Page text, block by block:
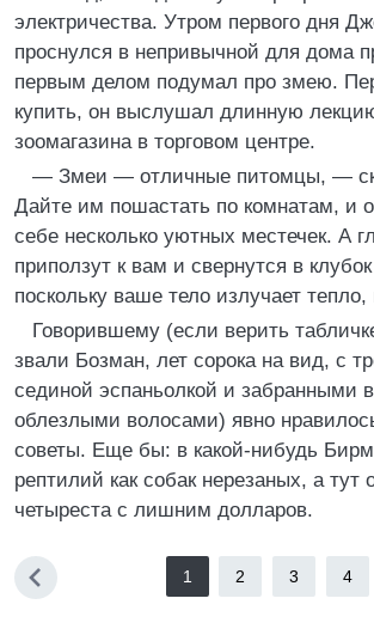
электричества. Утром первого дня
проснулся в непривычной для дома
первым делом подумал про змею.
купить, он выслушал длинную
зоомагазина в торговом центре.
— Змеи — отличные питомцы, —
Дайте им пошастать по комнатам, и
себе несколько уютных местечек. А
приползут к вам и свернутся в
поскольку ваше тело излучает
Говорившему (если верить
звали Бозман, лет сорока на вид, с
сединой эспаньолкой и забранными
облезлыми волосами) явно
советы. Еще бы: в какой-нибудь
рептилий как собак нерезаных, а
четыреста с лишним долларов.
1 2 3 4